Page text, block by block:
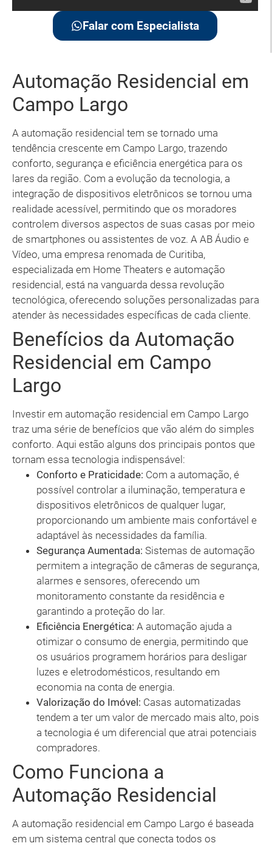
Falar com Especialista
Automação Residencial em
Campo Largo
A automação residencial tem se tornado uma
tendência crescente em Campo Largo, trazendo
conforto, segurança e eficiência energética para os
lares da região. Com a evolução da tecnologia, a
integração de dispositivos eletrônicos se tornou uma
realidade acessível, permitindo que os moradores
controlem diversos aspectos de suas casas por meio
de smartphones ou assistentes de voz. A AB Áudio e
Vídeo, uma empresa renomada de Curitiba,
especializada em Home Theaters e automação
residencial, está na vanguarda dessa revolução
tecnológica, oferecendo soluções personalizadas para
atender às necessidades específicas de cada cliente.
Benefícios da Automação
Residencial em Campo
Largo
Investir em automação residencial em Campo Largo
traz uma série de benefícios que vão além do simples
conforto. Aqui estão alguns dos principais pontos que
tornam essa tecnologia indispensável:
Conforto e Praticidade: Com a automação, é
possível controlar a iluminação, temperatura e
dispositivos eletrônicos de qualquer lugar,
proporcionando um ambiente mais confortável e
adaptável às necessidades da família.
Segurança Aumentada: Sistemas de automação
permitem a integração de câmeras de segurança,
alarmes e sensores, oferecendo um
monitoramento constante da residência e
garantindo a proteção do lar.
Eficiência Energética: A automação ajuda a
otimizar o consumo de energia, permitindo que
os usuários programem horários para desligar
luzes e eletrodomésticos, resultando em
economia na conta de energia.
Valorização do Imóvel: Casas automatizadas
tendem a ter um valor de mercado mais alto, pois
a tecnologia é um diferencial que atrai potenciais
compradores.
Como Funciona a
Automação Residencial
A automação residencial em Campo Largo é baseada
em um sistema central que conecta todos os